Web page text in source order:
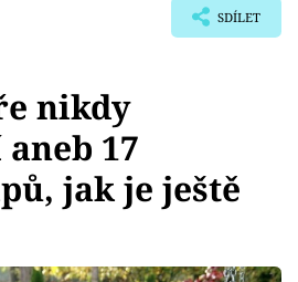
SDÍLET
nikdy
17
jak je ještě